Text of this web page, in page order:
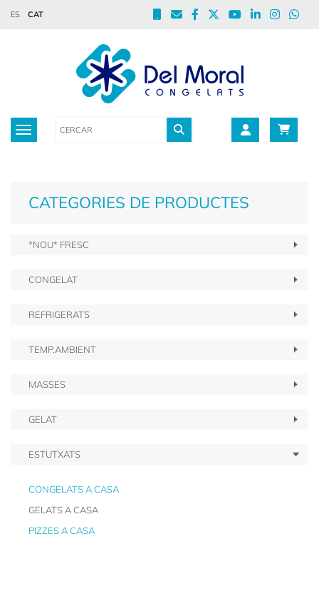
ES CAT
Toggle navigation
CATEGORIES DE PRODUCTES
*NOU* FRESC
CONGELAT
REFRIGERATS
TEMP.AMBIENT
MASSES
GELAT
ESTUTXATS
CONGELATS A CASA
GELATS A CASA
PIZZES A CASA